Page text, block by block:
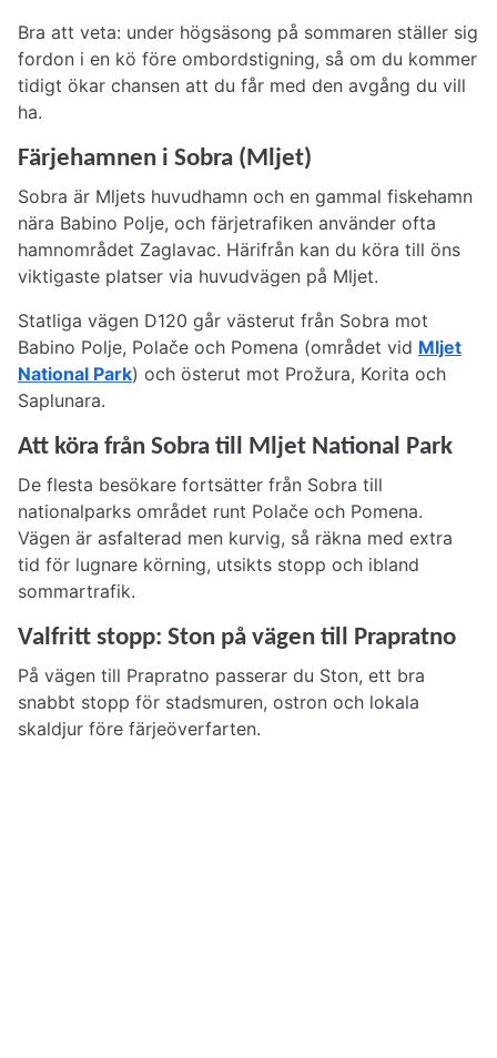
Bra att veta: under högsäsong på sommaren ställer sig
fordon i en kö före ombordstigning, så om du kommer
tidigt ökar chansen att du får med den avgång du vill
ha.
Färjehamnen i Sobra (Mljet)
Sobra är Mljets huvudhamn och en gammal fiskehamn
nära Babino Polje, och färjetrafiken använder ofta
hamnområdet Zaglavac. Härifrån kan du köra till öns
viktigaste platser via huvudvägen på Mljet.
Statliga vägen D120 går västerut från Sobra mot
Babino Polje, Polače och Pomena (området vid Mljet
National Park) och österut mot Prožura, Korita och
Saplunara.
Att köra från Sobra till Mljet National Park
De flesta besökare fortsätter från Sobra till
nationalparks området runt Polače och Pomena.
Vägen är asfalterad men kurvig, så räkna med extra
tid för lugnare körning, utsikts stopp och ibland
sommartrafik.
Valfritt stopp: Ston på vägen till Prapratno
På vägen till Prapratno passerar du Ston, ett bra
snabbt stopp för stadsmuren, ostron och lokala
skaldjur före färjeöverfarten.